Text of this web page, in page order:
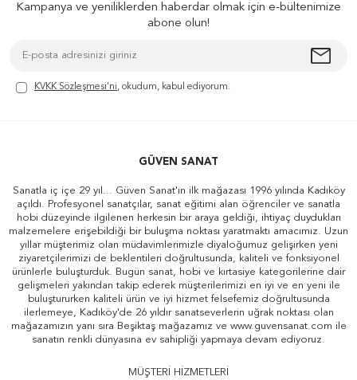
Kampanya ve yeniliklerden haberdar olmak için e-bültenimize
abone olun!
KVKK Sözleşmesi'ni, okudum, kabul ediyorum.
GÜVEN SANAT
Sanatla iç içe 29 yıl... Güven Sanat'ın ilk mağazası 1996 yılında Kadıköy
açıldı. Profesyonel sanatçılar, sanat eğitimi alan öğrenciler ve sanatla
hobi düzeyinde ilgilenen herkesin bir araya geldiği, ihtiyaç duydukları
malzemelere erişebildiği bir buluşma noktası yaratmaktı amacımız. Uzun
yıllar müşterimiz olan müdavimlerimizle diyaloğumuz gelişirken yeni
ziyaretçilerimizi de beklentileri doğrultusunda, kaliteli ve fonksiyonel
ürünlerle buluşturduk. Bugün sanat, hobi ve kırtasiye kategorilerine dair
gelişmeleri yakından takip ederek müşterilerimizi en iyi ve en yeni ile
buluştururken kaliteli ürün ve iyi hizmet felsefemiz doğrultusunda
ilerlemeye, Kadıköy'de 26 yıldır sanatseverlerin uğrak noktası olan
mağazamızın yanı sıra Beşiktaş mağazamız ve www.guvensanat.com ile
sanatın renkli dünyasına ev sahipliği yapmaya devam ediyoruz.
MÜŞTERİ HİZMETLERİ